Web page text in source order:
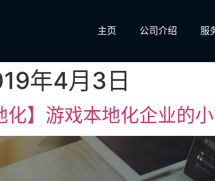
主页 公司介绍 服
年4月3日
化】游戏本地化企业的